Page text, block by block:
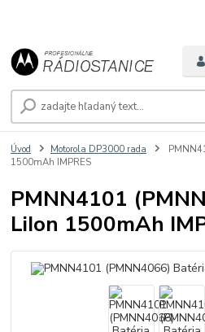
Úvod Motorola DP3000 rada
1500mAh IMPRES
PMNN4101
LiIon 1500mAh